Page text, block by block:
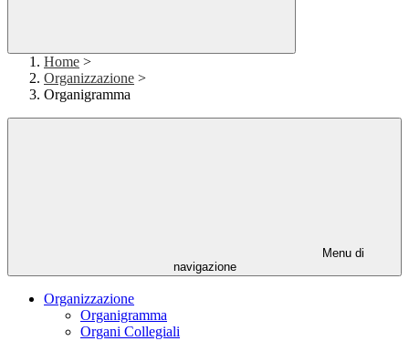
Home >
Organizzazione >
Organigramma
Menu di
navigazione
Organizzazione
Organigramma
Organi Collegiali